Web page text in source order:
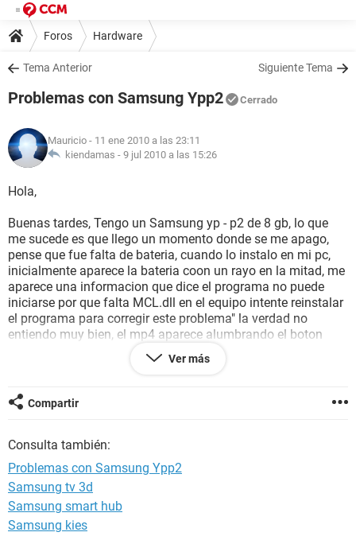
Foros Hardware
Tema Anterior Siguiente Tema
Problemas con Samsung Ypp2 Cerrado
Mauricio - 11 ene 2010 a las 23:11
kiendamas - 9 jul 2010 a las 15:26
Hola,
Buenas tardes, Tengo un Samsung yp - p2 de 8 gb, lo que
me sucede es que llego un momento donde se me apago,
pense que fue falta de bateria, cuando lo instalo en mi pc,
inicialmente aparece la bateria coon un rayo en la mitad, me
aparece una informacion que dice el programa no puede
iniciarse por que falta MCL.dll en el equipo intente reinstalar
el programa para corregir este problema" la verdad no
entiendo muy bien, el mp4 aparece alumbrando el boton
como si estubiera cargando, puede ver mis fotos, videos y
musica y modificarlos desde mi pc, pero nunca termina de
desconectarlo no prente se uqeda muerto.....tambien lo he
reiniciado pero sigue igual,
Por favor me ayudan, y mil gracias por su valioso aporte,
en esperea de una pronta respuesta,
Bye...
Ver más
Compartir
Consulta también:
Problemas con Samsung Ypp2
Samsung tv 3d
Samsung smart hub
Samsung kies